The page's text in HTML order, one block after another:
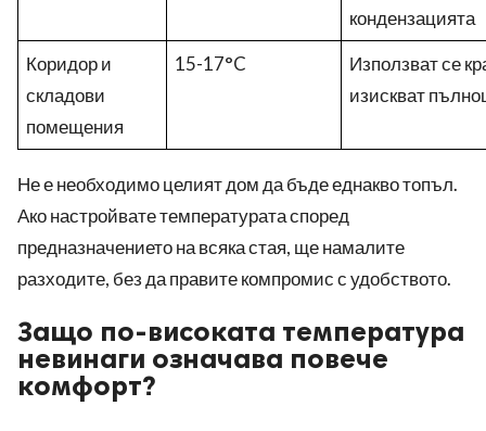
кондензацията
Коридор и
складови
помещения
15-17°C
Използват се
изискват
Не е необходимо целият дом да бъде еднакво топъл.
Ако настройвате температурата според
предназначението на всяка стая, ще намалите
разходите, без да правите компромис с удобството.
Защо по-високата температура
невинаги означава повече
комфорт?